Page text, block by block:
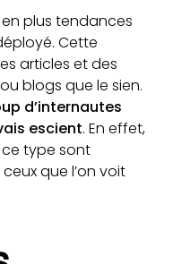
plus tendances
Cette
articles et des
blogs que le sien.
d’internautes
escient. En effet,
type sont
que l’on voit